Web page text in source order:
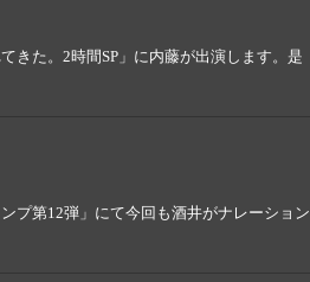
きた。2時間SP」に内藤が出演します。是
プ第12弾」にて今回も酒井がナレーション